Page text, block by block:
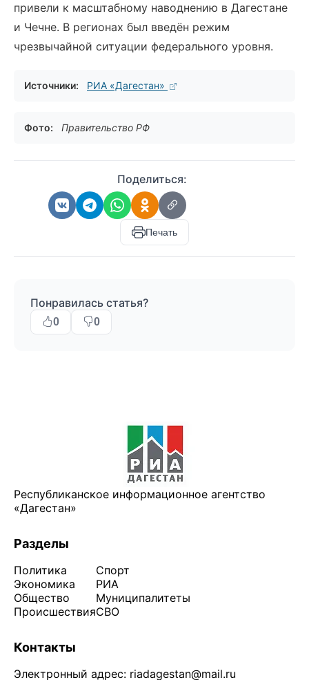
привели к масштабному наводнению в Дагестане
и Чечне. В регионах был введён режим
чрезвычайной ситуации федерального уровня.
Источники: РИА «Дагестан»
Фото: Правительство РФ
Поделиться:
Печать
Понравилась статья?
0 0
Республиканское информационное агентство
«Дагестан»
Разделы
Политика
Экономика
Общество
Происшествия
Спорт
РИА
Муниципалитеты
СВО
Контакты
Электронный адрес: riadagestan@mail.ru